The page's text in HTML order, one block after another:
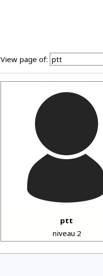
View page of:
ptt
niveau 2